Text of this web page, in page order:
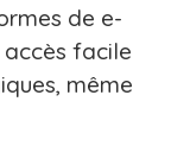
de e-
facile
même